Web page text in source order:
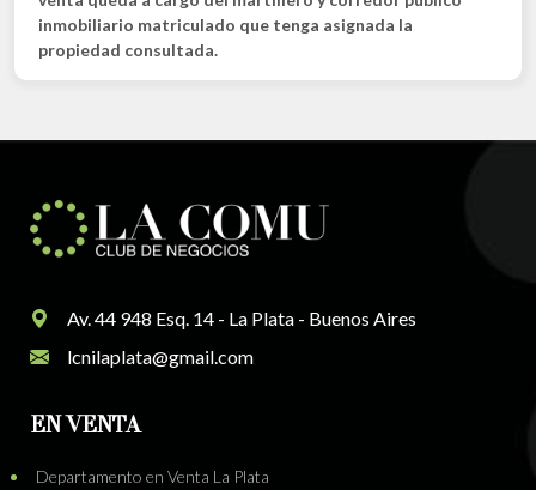
inmobiliario matriculado que tenga asignada la
propiedad consultada.
Av. 44 948 Esq. 14 - La Plata - Buenos Aires
lcnilaplata@gmail.com
EN VENTA
Departamento en Venta La Plata